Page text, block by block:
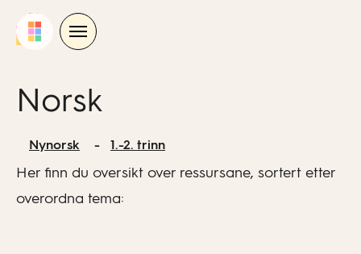
Norsk
Nynorsk 1.-2. trinn
Her finn du oversikt over ressursane, sortert etter
overordna tema: